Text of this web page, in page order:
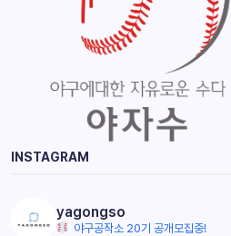
INSTAGRAM
yagongso
야구공작소 20기 공개모집중!